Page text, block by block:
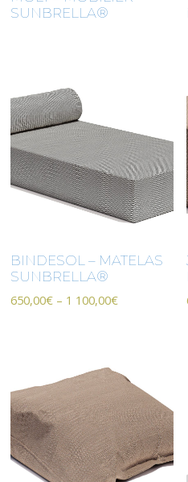
SUNBRELLA®
BINDESOL – MATELAS
SUNBRELLA®
650,00€ – 1 100,00€